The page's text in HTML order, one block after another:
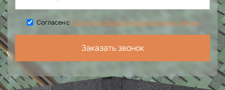
Согласен сПолитикой обработки персональных данных
Заказать звонок